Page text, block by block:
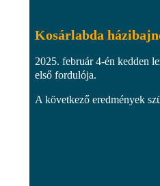
Kosárlabda
2025. február 4-én kedden
első fordulója.
A következő eredmények